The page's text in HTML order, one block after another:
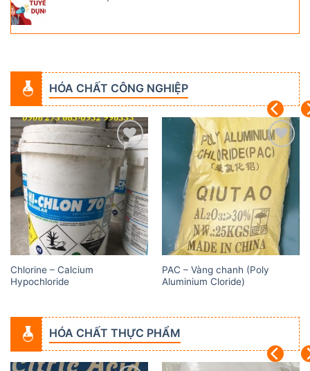
HÓA CHẤT CÔNG NGHIỆP
Add to
wishlist
Chlorine – Calcium
Hypochloride
Add to
wishlist
PAC – Vàng chanh (Poly
Aluminium Cloride)
HÓA CHẤT THỰC PHẨM